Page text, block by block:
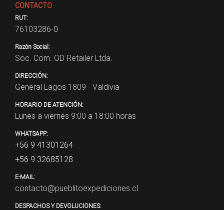
CONTACTO
RUT:
76103286-0
Razón Social:
Soc. Com. OD Retailer Ltda.
DIRECCIÓN:
General Lagos 1809 - Valdivia
HORARIO DE ATENCIÓN:
Lunes a viernes 9:00 a 18:00 horas
WHATSAPP:
+56 9 41301264
+56 9 32685128
E-MAIL:
contacto@pueblitoexpediciones.cl
DESPACHOS Y DEVOLUCIONES: